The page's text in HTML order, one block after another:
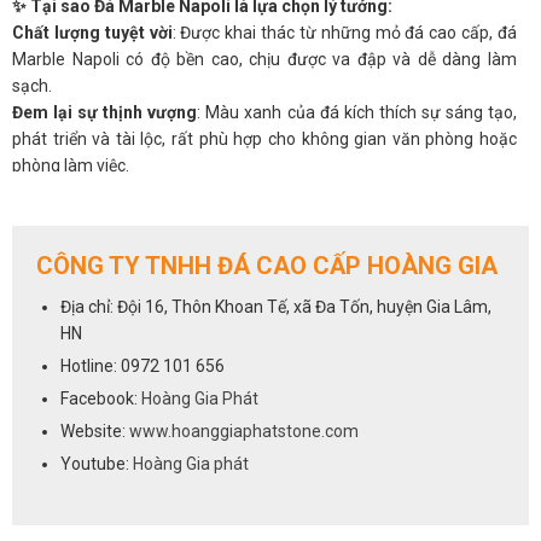
✨ Tại sao Đá Marble Napoli là lựa chọn lý tưởng:
Chất lượng tuyệt vời: Được khai thác từ những mỏ đá cao cấp, đá
Marble Napoli có độ bền cao, chịu được va đập và dễ dàng làm
sạch.
Đem lại sự thịnh vượng: Màu xanh của đá kích thích sự sáng tạo,
phát triển và tài lộc, rất phù hợp cho không gian văn phòng hoặc
phòng làm việc.
Dễ dàng kết hợp: Đá Marble Napoli dễ dàng kết hợp với nhiều
phong cách nội thất, từ hiện đại đến cổ điển, mang lại vẻ đẹp tinh tế
cho mọi không gian.
nội thất không chỉ làm tăng vẻ sang trọng mà còn là một lựa chọn
đầu tư lâu dài, giá trị.
Lợi ích khi sử dụng Đá Marble Napoli:
Không gian phong thủy thịnh vượng
CÔNG TY TNHH ĐÁ CAO CẤP HOÀNG GIA
Địa chỉ: Đội 16, Thôn Khoan Tế, xã Đa Tốn, huyện Gia Lâm,
HN
Hotline: 0972 101 656
Facebook: Hoàng Gia Phát
Website: www.hoanggiaphatstone.com
Youtube: Hoàng Gia phát